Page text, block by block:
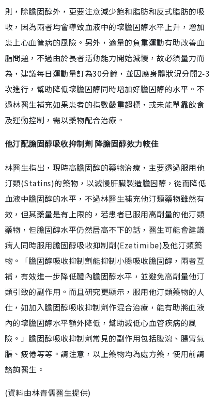
則，除膽固醇外，更要注意減少飽和脂肪和反式脂肪的吸
收，因為兩者均會導致血液中的壞膽固醇水平上升，增加
患上心血管病的風險。另外，適量的負重運動有助改善血
脂問題，不過由於長者活動能力開始減慢，故必須量力而
為，建議每日運動量訂為30分鐘，並因應身體狀況分開2-3
次進行，幫助降低壞膽固醇同時增加好膽固醇的水平。不
過林醫生補充如果患者的指數嚴重超標，或未能單靠飲食
及運動控制，需以藥物配合治療。
他汀配膽固醇吸收抑制劑 降膽固醇效力較佳
林醫生指出，現時高膽固醇的藥物治療，主要透過服用他
汀類(Statins)的藥物，以減慢肝臟製造膽固醇，從而降低
血液中膽固醇的水平，不過林醫生補充他汀類藥物雖然有
效，但其藥量是有上限的，若患者已服用高劑量的他汀類
藥物，但膽固醇水平仍然居高不下的話，醫生可能會建議
病人同時服用膽固醇吸收抑制劑(Ezetimibe)及他汀類藥
物。「膽固醇吸收抑制劑能抑制小腸吸收膽固醇，兩者互
補，有效進一步降低體內膽固醇水平，並避免高劑量他汀
類引致的副作用。而且研究更顯示，服用他汀類藥物的人
仕，如加入膽固醇吸收抑制劑作混合治療，能有助將血液
內的壞膽固醇水平額外降低，幫助減低心血管疾病的風
險。」膽固醇吸收抑制劑常見的副作用包括腹瀉、腸胃氣
脹、疲倦等等。請注意，以上藥物均為處方藥，使用前請
諮詢醫生。
(資料由林青儒醫生提供)